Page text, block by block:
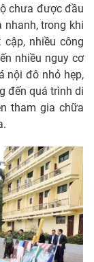
chưa được đầu
trong khi
nhiều công
nhiều nguy cơ
nội đô nhỏ hẹp,
đến quá trình di
tham gia chữa